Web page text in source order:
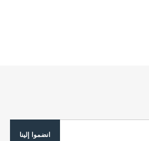
انضموا إلينا